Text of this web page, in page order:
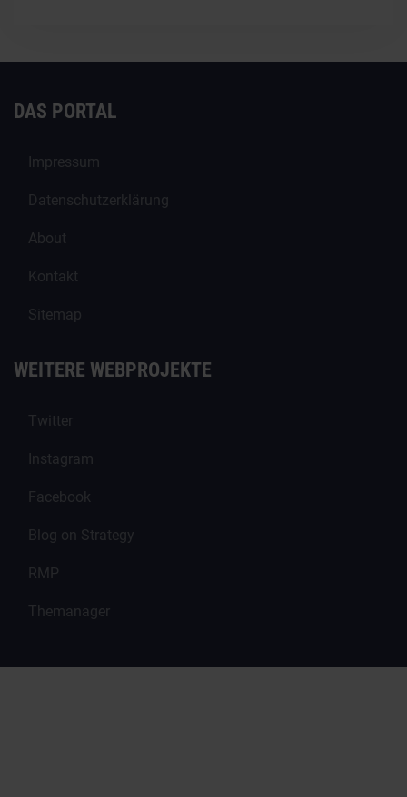
DAS PORTAL
Impressum
Datenschutzerklärung
About
Kontakt
Sitemap
WEITERE WEBPROJEKTE
Twitter
Instagram
Facebook
Blog on Strategy
RMP
Themanager